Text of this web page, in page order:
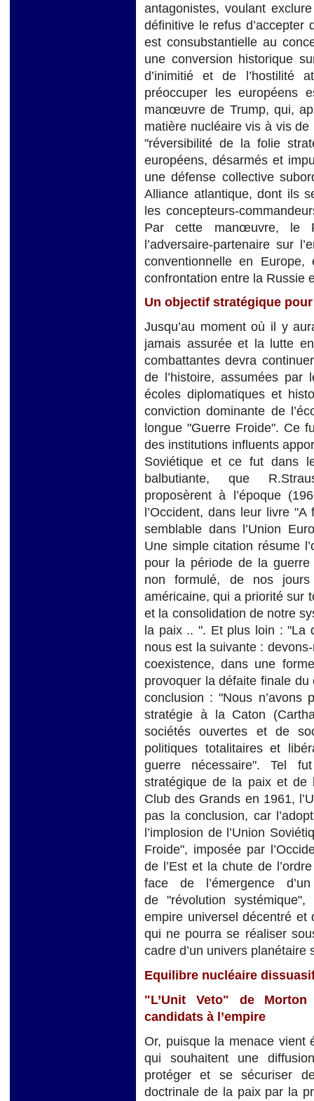
antagonistes, voulant
définitive le refus
est consubstantielle au
une conversion historique
d’inimitié et de l’hostilité
préoccuper les européens
manœuvre de Trump, qui,
matière nucléaire vis à vis
"réversibilité de la folie
européens, désarmés et
une défense collective
Alliance atlantique, dont ils
les concepteurs-
Par cette manœuvre, le
l’adversaire-partenaire sur
conventionnelle en Europe,
confrontation entre la Russie
Un objectif stratégique pour
Jusqu’au moment où il y
jamais assurée et la lutte
combattantes devra
de l’histoire, assumées par
écoles diplomatiques et
conviction dominante de
longue "Guerre Froide". Ce
des institutions influents
Soviétique et ce fut dans
balbutiante, que
proposèrent à l’époque
l’Occident, dans leur livre
semblable dans l’Union
Une simple citation résume
pour la période de la
non formulé, de nos
américaine, qui a priorité sur
et la consolidation de notre
la paix .. ". Et plus loin : "La
nous est la suivante :
coexistence, dans une
provoquer la défaite finale
conclusion : "Nous n’avons
stratégie à la Caton
sociétés ouvertes et de
politiques totalitaires et
guerre nécessaire". Tel
stratégique de la paix et de
Club des Grands en 1961,
pas la conclusion, car
l’implosion de l’Union
Froide", imposée par
de l’Est et la chute de
face de l’émergence
de "révolution systémique",
empire universel décentré et
qui ne pourra se réaliser
cadre d’un univers planétaire
Equilibre nucléaire
"L’Unit Veto" de
candidats à l’empire
Or, puisque la menace vient
qui souhaitent une
protéger et se sécuriser
doctrinale de la paix par la